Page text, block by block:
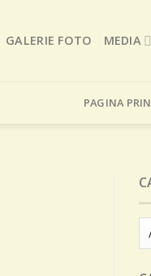
GALERIE FOTO MEDIA
PAGINA